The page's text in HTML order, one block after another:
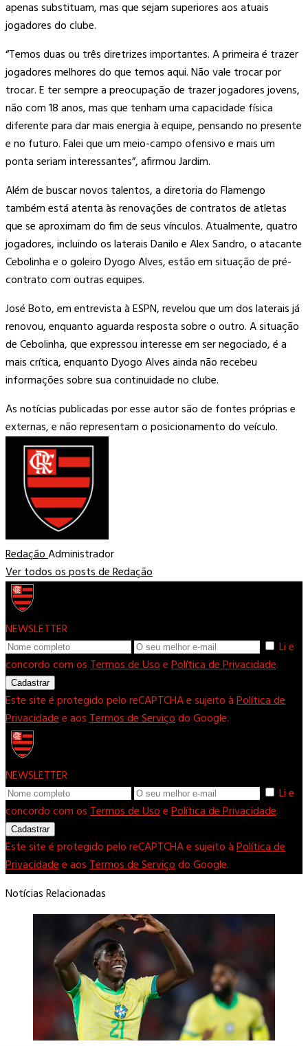
apenas substituam, mas que sejam superiores aos atuais
jogadores do clube.
“Temos duas ou três diretrizes importantes. A primeira é trazer
jogadores melhores do que temos aqui. Não vale trocar por
trocar. E ter sempre a preocupação de trazer jogadores jovens,
não com 18 anos, mas que tenham uma capacidade física
diferente para dar mais energia à equipe, pensando no presente
e no futuro. Falei que um meio-campo ofensivo e mais um
ponta seriam interessantes”, afirmou Jardim.
Além de buscar novos talentos, a diretoria do Flamengo
também está atenta às renovações de contratos de atletas
que se aproximam do fim de seus vínculos. Atualmente, quatro
jogadores, incluindo os laterais Danilo e Alex Sandro, o atacante
Cebolinha e o goleiro Dyogo Alves, estão em situação de pré-
contrato com outras equipes.
José Boto, em entrevista à ESPN, revelou que um dos laterais já
renovou, enquanto aguarda resposta sobre o outro. A situação
de Cebolinha, que expressou interesse em ser negociado, é a
mais crítica, enquanto Dyogo Alves ainda não recebeu
informações sobre sua continuidade no clube.
As notícias publicadas por esse autor são de fontes próprias e
externas, e não representam o posicionamento do veículo.
RedaçãoAdministrador
Ver todos os posts de Redação
NEWSLETTER
Li e
concordo com osTermos de UsoePolítica de Privacidade.
Cadastrar
Este site é protegido pelo reCAPTCHA e sujeito àPolítica de
Privacidadee aosTermos de Serviçodo Google.
NEWSLETTER
Li e
concordo com osTermos de UsoePolítica de Privacidade.
Cadastrar
Este site é protegido pelo reCAPTCHA e sujeito àPolítica de
Privacidadee aosTermos de Serviçodo Google.
Notícias Relacionadas